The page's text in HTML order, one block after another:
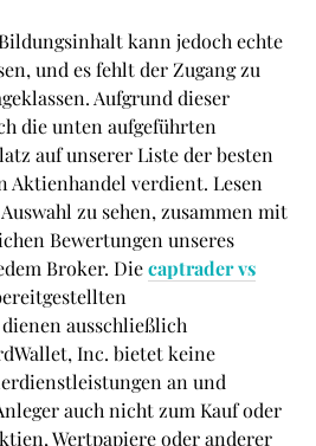
kann jedoch echte
und es fehlt der Zugang zu
Aufgrund dieser
die unten aufgeführten
auf unserer Liste der besten
verdient. Lesen
zu sehen, zusammen mit
Bewertungen unseres
Broker. Diecaptrader vs
ausschließlich
Inc. bietet keine
an und
auch nicht zum Kauf oder
Wertpapiere oder anderer